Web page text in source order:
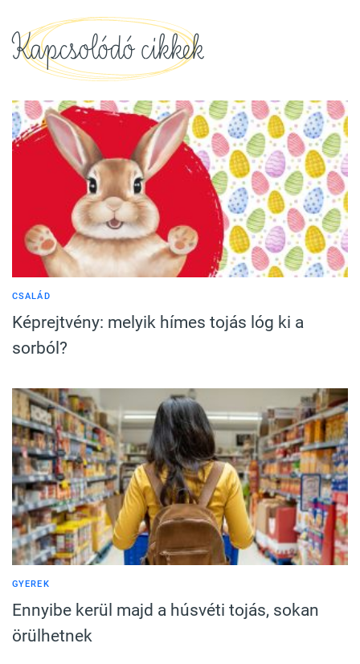
Kapcsolódó cikkek
CSALÁD
Képrejtvény: melyik hímes tojás lóg ki a
sorból?
GYEREK
Ennyibe kerül majd a húsvéti tojás, sokan
örülhetnek